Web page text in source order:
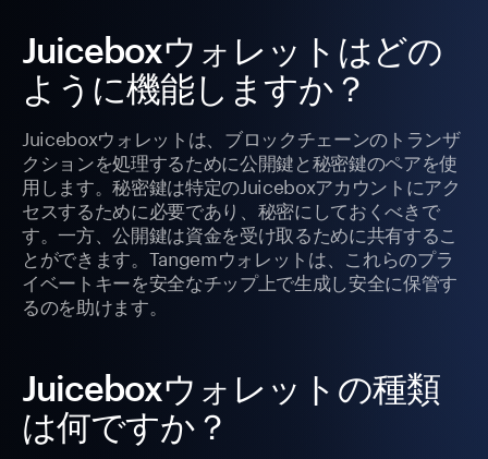
Juiceboxウォレットはどの
ように機能しますか？
Juiceboxウォレットは、ブロックチェーンのトランザ
クションを処理するために公開鍵と秘密鍵のペアを使
用します。秘密鍵は特定のJuiceboxアカウントにアク
セスするために必要であり、秘密にしておくべきで
す。一方、公開鍵は資金を受け取るために共有するこ
とができます。Tangemウォレットは、これらのプラ
イベートキーを安全なチップ上で生成し安全に保管す
るのを助けます。
Juiceboxウォレットの種類
は何ですか？